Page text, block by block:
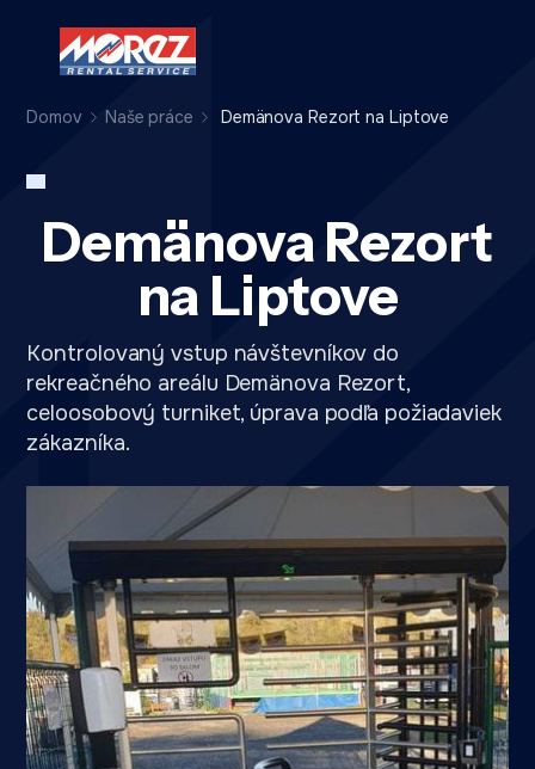
Domov Naše práce Demänova Rezort na Liptove
Demänova Rezort
na Liptove
Kontrolovaný vstup návštevníkov do
rekreačného areálu Demänova Rezort,
celoosobový turniket, úprava podľa požiadaviek
zákazníka.